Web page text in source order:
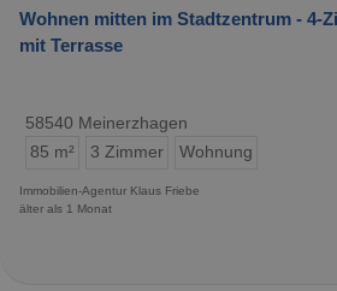
Wohnen mitten im Stadtzentrum - 4-
mit Terrasse
58540 Meinerzhagen
85 m²
3 Zimmer Wohnung
Immobilien-Agentur Klaus Friebe
älter als 1 Monat